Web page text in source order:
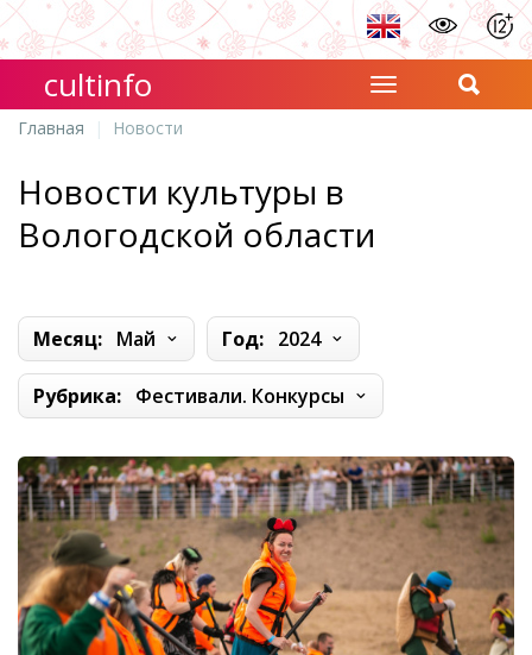
cultinfo
Главная Новости
Новости культуры в
Вологодской области
Месяц: Май Год: 2024
Рубрика: Фестивали. Конкурсы